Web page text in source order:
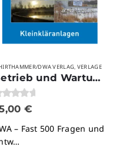
DWA VERLAG VERLAGE
Betrieb und Wartung von Kleinkläranlagen — Prüfungsvorbereitung
von 5 €
– Fast 500 Fragen und